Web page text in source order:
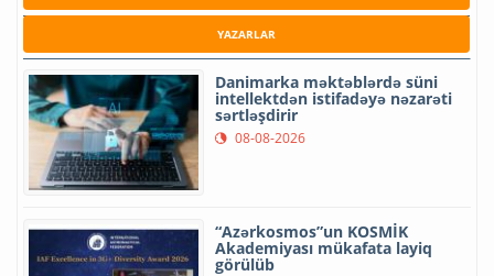
YAZARLAR
Danimarka məktəblərdə süni
intellektdən istifadəyə nəzarəti
sərtləşdirir
08-08-2026
“Azərkosmos”un KOSMİK
Akademiyası mükafata layiq
görülüb